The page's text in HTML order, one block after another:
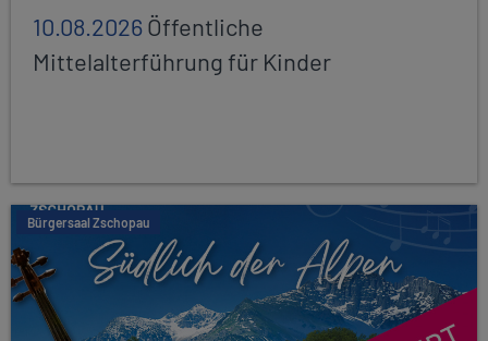
10.08.2026Öffentliche
Mittelalterführung für Kinder
Bürgersaal Zschopau